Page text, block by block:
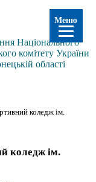
Національного
комітету України
області
коледж ім.
коледж ім.
Меню